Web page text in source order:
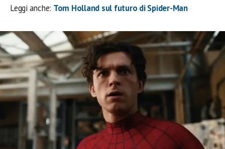
Leggi anche: Tom Holland sul futuro di Spider-Man